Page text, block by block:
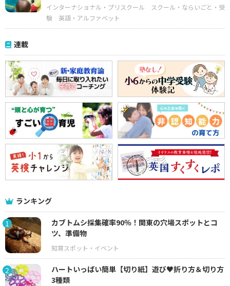
インターナショナル・プリスクール
スクール・ならいごと・受
験
英語・アルファベット
連載
ランキング
1
カブトムシ採集確率90％！関東の穴場スポットとコ
ツ、準備物
2
ハートいっぱい簡単【切り紙】遊び♥折り方＆切り方
3種類